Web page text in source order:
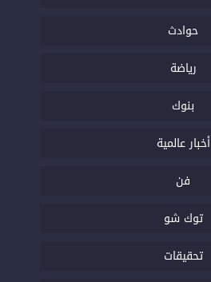
حوادث
رياضة
بنوك
أخبار عالمية
فن
توك شو
تحقيقات